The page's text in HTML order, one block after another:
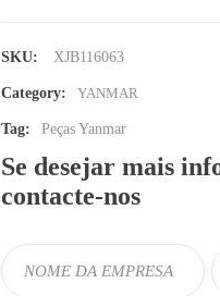
SKU: XJB116063
Category: YANMAR
Tag: Peças Yanmar
Se desejar mais
contacte-nos